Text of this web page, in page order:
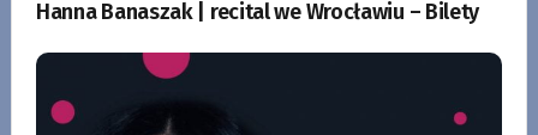
Hanna Banaszak | recital we Wrocławiu – Bilety